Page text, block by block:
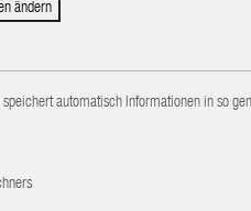
ändern
automatisch Informationen in so